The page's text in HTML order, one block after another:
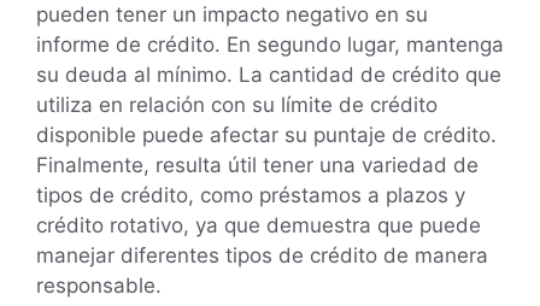
pueden tener un impacto negativo en su
informe de crédito. En segundo lugar, mantenga
su deuda al mínimo. La cantidad de crédito que
utiliza en relación con su límite de crédito
disponible puede afectar su puntaje de crédito.
Finalmente, resulta útil tener una variedad de
tipos de crédito, como préstamos a plazos y
crédito rotativo, ya que demuestra que puede
manejar diferentes tipos de crédito de manera
responsable.